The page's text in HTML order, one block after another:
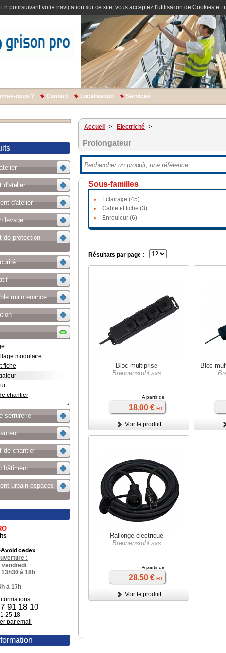
En poursuivant votre navigation sur ce site, vous acceptez l’utilisation de Cookies et
nous ? Contact Localisation Services
d'atelier
d'atelier
levage
de protection
maintenance
modulaire
fiche
chantier
serrurerie
de chantier
bâtiment
urbain espaces
cedex
:
vendredi
13h30 à 18h
à 17h
91 18 10
25 18
par email
Accueil > Electricité >
Prolongateur
Sous-familles
Eclairage (45)
Câble et fiche (3)
Enrouleur (6)
Résultats par page :
Bloc multiprise
Brennenstuhl sas
A partir de
18,00 € HT
Voir le produit
Bloc
Rallonge électrique
Brennenstuhl sas
A partir de
28,50 € HT
Voir le produit